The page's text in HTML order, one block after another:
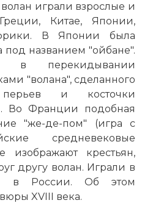
играли взрослые и
Китае, Японии,
В Японии была
под названием "ойбане".
в перекидывании
"волана", сделанного
и косточки
Во Франции подобная
"же-де-пом" (игра с
средневековые
изображают крестьян,
другу волан. Играли в
в России. Об этом
XVIII века.